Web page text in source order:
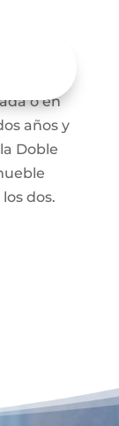
la
o en
años y
Doble
dos.